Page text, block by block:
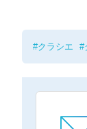
クラシエ